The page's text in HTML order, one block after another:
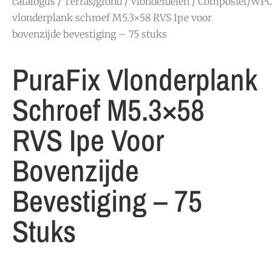
vlonderplank schroef M5.3×58 RVS Ipe voor
bovenzijde bevestiging – 75 stuks
PuraFix Vlonderplank
Schroef M5.3×58
RVS Ipe Voor
Bovenzijde
Bevestiging – 75
Stuks